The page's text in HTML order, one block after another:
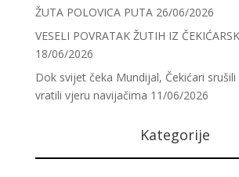
ŽUTA POLOVICA PUTA 26/06/2026
VESELI POVRATAK ŽUTIH IZ
18/06/2026
Dok svijet čeka Mundijal, Čekićari
vratili vjeru navijačima 11/06/2026
Kategorije